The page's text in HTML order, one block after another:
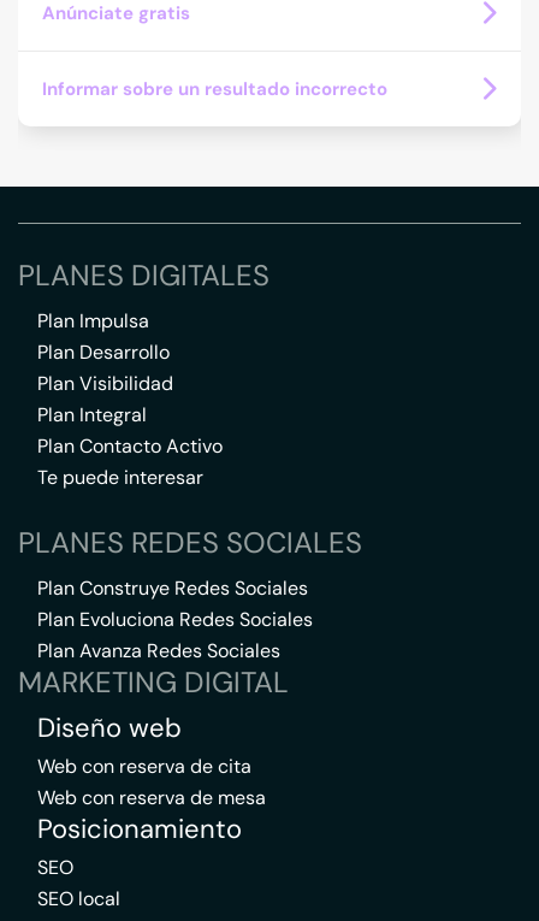
Anúnciate gratis
Informar sobre un resultado incorrecto
PLANES DIGITALES
Plan Impulsa
Plan Desarrollo
Plan Visibilidad
Plan Integral
Plan Contacto Activo
Te puede interesar
PLANES REDES SOCIALES
Plan Construye Redes Sociales
Plan Evoluciona Redes Sociales
Plan Avanza Redes Sociales
MARKETING DIGITAL
Diseño web
Web con reserva de cita
Web con reserva de mesa
Posicionamiento
SEO
SEO local